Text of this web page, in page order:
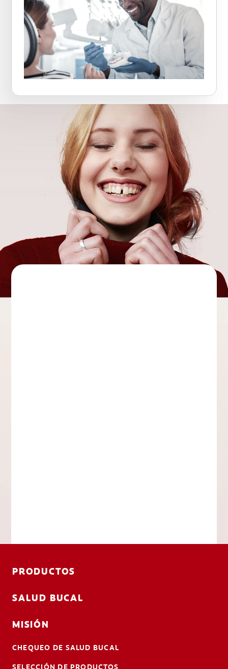
PRODUCTOS
SALUD BUCAL
MISIÓN
CHEQUEO DE SALUD BUCAL
SELECCIÓN DE PRODUCTOS